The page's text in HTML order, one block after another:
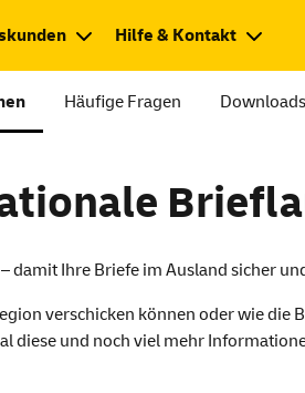
Hilfe & Kontakt
Häufige Fragen Downloads
Ihre Briefe im Ausland sicher
verschicken können oder wie die
und noch viel mehr